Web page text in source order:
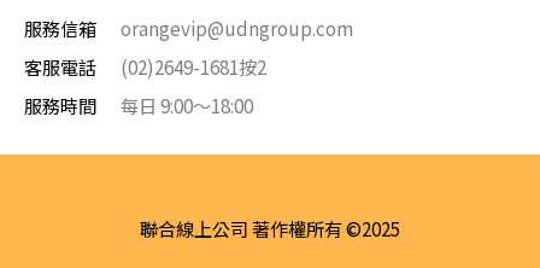
服務信箱
orangevip@udngroup.com
客服電話
(02)2649-1681按2
服務時間
每日 9:00～18:00
聯合線上公司 著作權所有 ©2025